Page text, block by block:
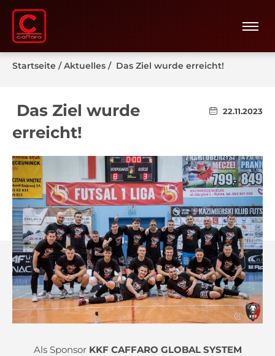
Startseite /Aktuelles / Das Ziel wurde erreicht!
Das Ziel wurde
erreicht!
22.11.2023
Als Sponsor KKF CAFFARO GLOBAL SYSTEM